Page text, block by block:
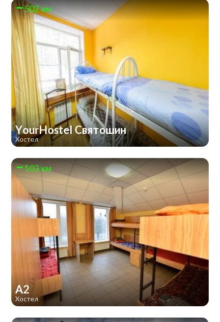
502 км
YourHostel Святошин
Хостел
503 км
А2
Хостел